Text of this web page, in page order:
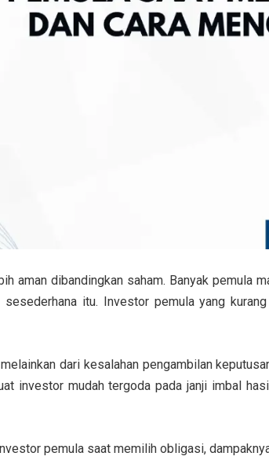
aman dibandingkan saham. Banyak pemula
itu. Investor pemula yang
dari kesalahan pengambilan
investor mudah tergoda pada janji imbal
pemula saat memilih obligasi,